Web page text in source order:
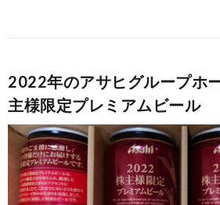
2022年のアサヒグループホ
主様限定プレミアムビール